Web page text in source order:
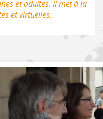
et adultes. Il met à la
et virtuelles.